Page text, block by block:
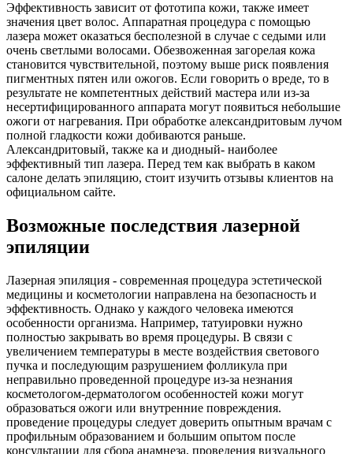
Эффективность зависит от фототипа кожи, также имеет
значения цвет волос. Аппаратная процедура с помощью
лазера может оказаться бесполезной в случае с седыми или
очень светлыми волосами. Обезвоженная загорелая кожа
становится чувствительной, поэтому выше риск появления
пигментных пятен или ожогов. Если говорить о вреде, то в
результате не компетентных действий мастера или из-за
несертифицированного аппарата могут появиться небольшие
ожоги от нагревания. При обработке александритовым лучом
полной гладкости кожи добиваются раньше.
Александритовый, также ка и диодный- наиболее
эффективный тип лазера. Перед тем как выбрать в каком
салоне делать эпиляцию, стоит изучить отзывы клиентов на
официальном сайте.
Возможные последствия лазерной
эпиляции
Лазерная эпиляция - современная процедура эстетической
медицины и косметологии направлена на безопасность и
эффективность. Однако у каждого человека имеются
особенности организма. Например, татуировки нужно
полностью закрывать во время процедуры. В связи с
увеличением температуры в месте воздействия светового
пучка и последующим разрушением фолликула при
неправильно проведенной процедуре из-за незнания
косметологом-дерматологом особенностей кожи могут
образоваться ожоги или внутренние повреждения.
проведение процедуры следует доверить опытным врачам с
профильным образованием и большим опытом после
консультации для сбора анамнеза, проведения визуального